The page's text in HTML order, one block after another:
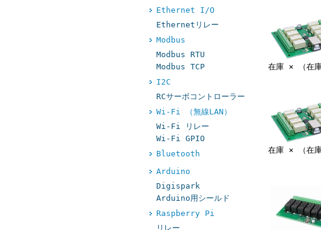
Ethernet I/O
Ethernetリレー
Modbus
Modbus RTU
Modbus TCP
I2C
RCサーボコントローラー
Wi-Fi （無線LAN）
Wi-Fi リレー
Wi-Fi GPIO
Bluetooth
Arduino
Digispark
Arduino用シールド
Raspberry Pi
リレー
在庫 × （在庫
在庫 × （在庫